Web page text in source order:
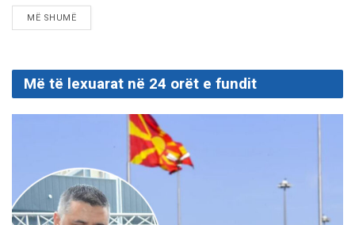
MË SHUMËDETAILS
Më të lexuarat në 24 orët e fundit